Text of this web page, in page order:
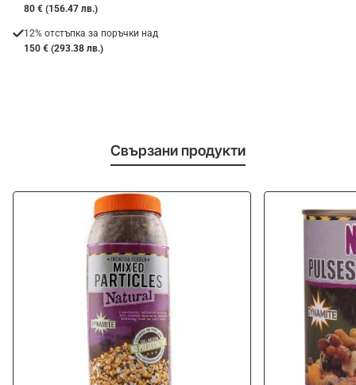
80 € (156.47 лв.)
12% отстъпка за поръчки над
150 € (293.38 лв.)
Свързани продукти